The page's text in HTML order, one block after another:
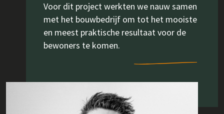
Voor dit project werkten we nauw samen
met het bouwbedrijf om tot het mooiste
en meest praktische resultaat voor de
bewoners te komen.